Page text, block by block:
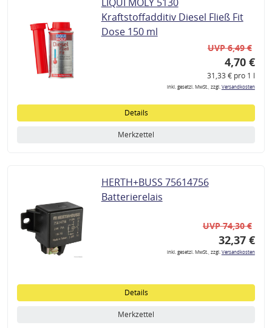
Kraftstoffadditiv Diesel Fließ Fit
Dose 150 ml
UVP 6,49 €
4,70 €
31,33 € pro 1 l
inkl. gesetzl. MwSt., zzgl.Versandkosten
Details
Merkzettel
HERTH+BUSS 75614756
Batterierelais
UVP 74,30 €
32,37 €
inkl. gesetzl. MwSt., zzgl.Versandkosten
Details
Merkzettel